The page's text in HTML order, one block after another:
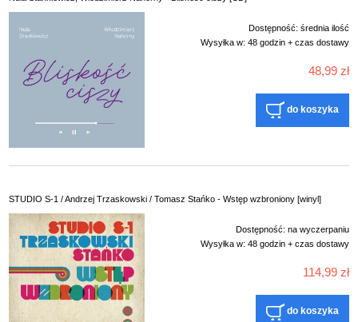
Dostępność: średnia ilość
Wysyłka w: 48 godzin + czas dostawy
48,99 zł
do koszyka
STUDIO S-1 / Andrzej Trzaskowski / Tomasz Stańko - Wstęp wzbroniony [winyl]
Dostępność: na wyczerpaniu
Wysyłka w: 48 godzin + czas dostawy
114,99 zł
do koszyka